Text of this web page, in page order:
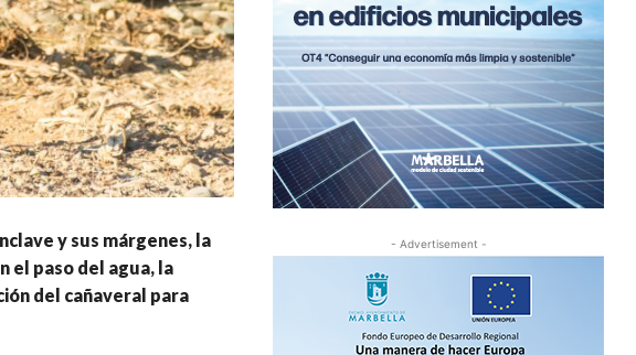
y sus márgenes, la
el paso del agua, la
del cañaveral para
- Advertisement -